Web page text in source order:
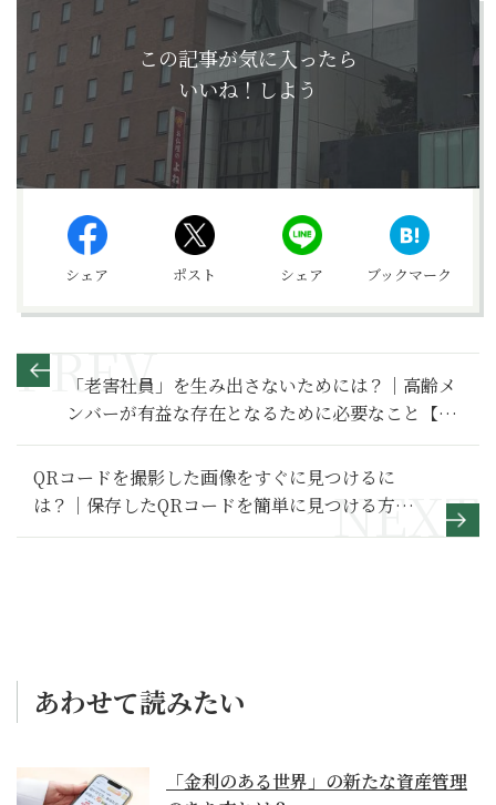
この記事が気に入ったら
いいね！しよう
シェア ポスト シェア ブックマーク
「老害社員」を生み出さないためには？｜高齢メ
ンバーが有益な存在となるために必要なこと【ビ
ジネス最前線】
QRコードを撮影した画像をすぐに見つけるに
は？｜保存したQRコードを簡単に見つける方法
【スマホ基本のき 第153回】
あわせて読みたい
「金利のある世界」の新たな資産管理